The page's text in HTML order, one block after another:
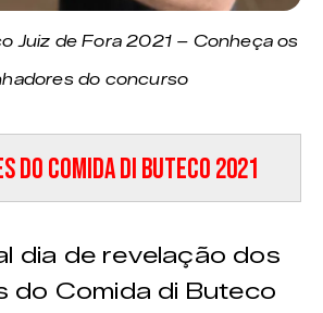
Juiz de Fora 2021 – Conheça os
do concurso
do Comida di Buteco 2021
dia de revelação dos
do Comida di Buteco